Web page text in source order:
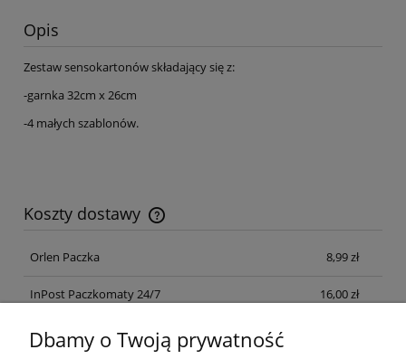
Opis
Zestaw sensokartonów składający się z:
-garnka 32cm x 26cm
-4 małych szablonów.
Koszty dostawy
Cena nie zawiera ewentualnych kosztów płatności
Orlen Paczka
8,99 zł
InPost Paczkomaty 24/7 16,00 zł
InPost Kurier
Dbamy o Twoją prywatność